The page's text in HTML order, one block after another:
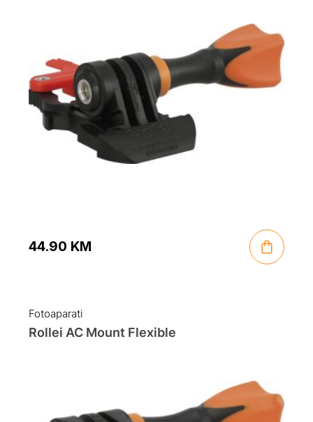
44.90 KM
Fotoaparati
Rollei AC Mount Flexible